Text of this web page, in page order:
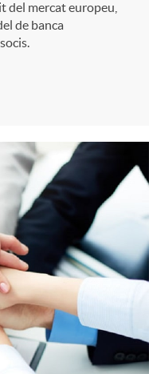
del mercat europeu,
de banca